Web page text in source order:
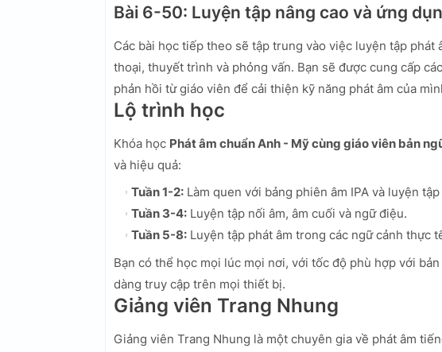
Bài 6-50: Luyện tập nâng cao và ứng
Các bài học tiếp theo sẽ tập trung vào việc luyện tập
thoại, thuyết trình và phỏng vấn. Bạn sẽ được cung cấp
phản hồi từ giáo viên để cải thiện kỹ năng phát âm của
Lộ trình học
Khóa học Phát âm chuẩn Anh - Mỹ cùng giáo viên bản
và hiệu quả:
Tuần 1-2: Làm quen với bảng phiên âm IPA và luyện
Tuần 3-4: Luyện tập nối âm, âm cuối và ngữ điệu.
Tuần 5-8: Luyện tập phát âm trong các ngữ cảnh thực
Bạn có thể học mọi lúc mọi nơi, với tốc độ phù hợp với
dàng truy cập trên mọi thiết bị.
Giảng viên Trang Nhung
Giảng viên Trang Nhung là một chuyên gia về phát âm